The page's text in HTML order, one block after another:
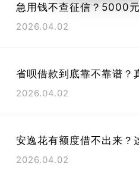
急用钱不查征信？5000
2026.04.02
省呗借款到底靠不靠谱？
2026.04.02
安逸花有额度借不出来？
2026.04.02